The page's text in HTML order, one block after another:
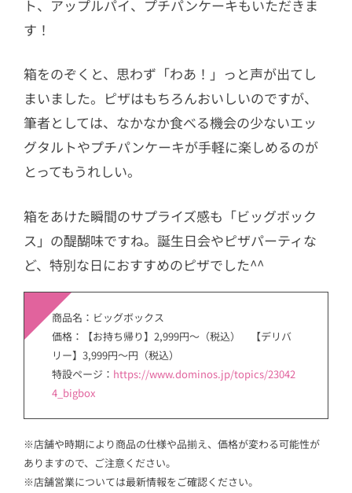
ト、アップルパイ、プチパンケーキもいただきま
す！
箱をのぞくと、思わず「わあ！」っと声が出てし
まいました。ピザはもちろんおいしいのですが、
筆者としては、なかなか食べる機会の少ないエッ
グタルトやプチパンケーキが手軽に楽しめるのが
とってもうれしい。
箱をあけた瞬間のサプライズ感も「ビッグボック
ス」の醍醐味ですね。誕生日会やピザパーティな
ど、特別な日におすすめのピザでした^^
商品名：ビッグボックス
価格：【お持ち帰り】2,999円〜（税込） 【デリバ
リー】3,999円～円（税込）
特設ページ： https://www.dominos.jp/topics/23042
4_bigbox
※店舗や時期により商品の仕様や品揃え、価格が変わる可能性が
ありますので、ご注意ください。
※店舗営業については最新情報をご確認ください。